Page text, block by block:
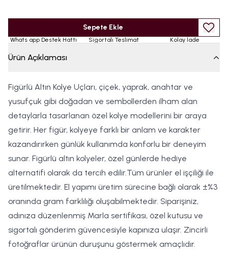
Sepete Ekle
Whats app Destek Hattı Sigortalı Teslimat Kolay İade
Ürün Açıklaması
Figürlü Altın Kolye Uçları, çiçek, yaprak, anahtar ve
yusufçuk gibi doğadan ve sembollerden ilham alan
detaylarla tasarlanan özel kolye modellerini bir araya
getirir. Her figür, kolyeye farklı bir anlam ve karakter
kazandırırken günlük kullanımda konforlu bir deneyim
sunar. Figürlü altın kolyeler, özel günlerde hediye
alternatifi olarak da tercih edilir.Tüm ürünler el işçiliği ile
üretilmektedir. El yapımı üretim sürecine bağlı olarak ±%3
oranında gram farklılığı oluşabilmektedir. Siparişiniz,
adınıza düzenlenmiş Marla sertifikası, özel kutusu ve
sigortalı gönderim güvencesiyle kapınıza ulaşır. Zincirli
fotoğraflar ürünün duruşunu göstermek amaçlıdır.